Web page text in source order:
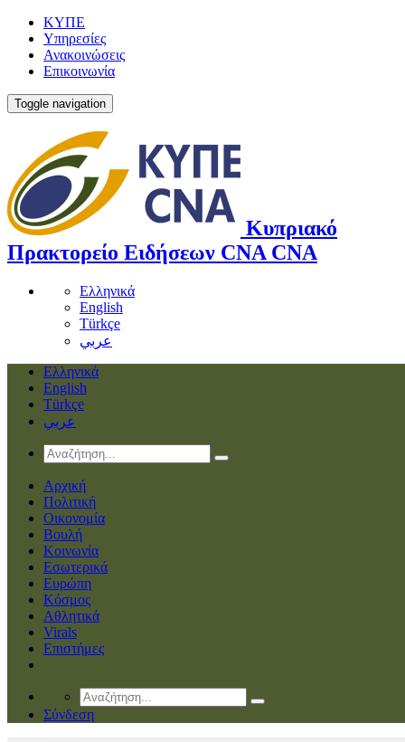
ΚΥΠΕ
Υπηρεσίες
Ανακοινώσεις
Επικοινωνία
Toggle navigation
Κυπριακό
Πρακτορείο Ειδήσεων CNA CNA
Ελληνικά
English
Türkçe
عربي
Ελληνικά
English
Türkçe
عربي
Αρχική
Πολιτική
Οικονομία
Βουλή
Κοινωνία
Εσωτερικά
Ευρώπη
Κόσμος
Αθλητικά
Virals
Επιστήμες
Σύνδεση